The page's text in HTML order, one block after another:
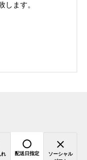
します。
れ 配送日指定
ソーシャル